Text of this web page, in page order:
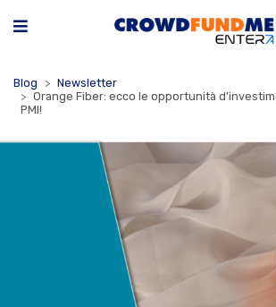
Blog
Newsletter
Orange Fiber: ecco le opportunità
PMI!